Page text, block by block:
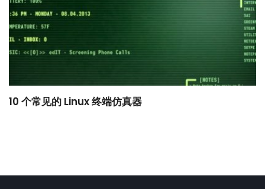
10 个常见的 Linux 终端仿真器